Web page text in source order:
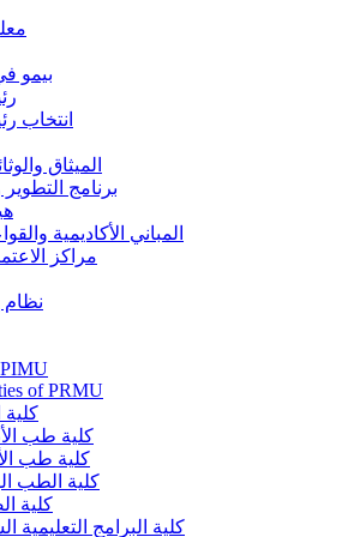
بيمو
انتخاب
الميثاق
برنامج التطوير
المباني الأكاديمية
مراكز
نظام
of PRMU
كلية طب
كلية طب
كلية الطب
كلية
كلية البرامج التعليمية